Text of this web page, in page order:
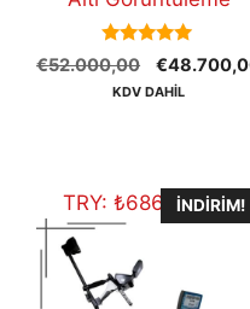
5.00
out of 5
€52.000,00
Orijinal
fiyat:
€
KDV DAHİL
TRY: ₺686.087,50
İNDIRIM!